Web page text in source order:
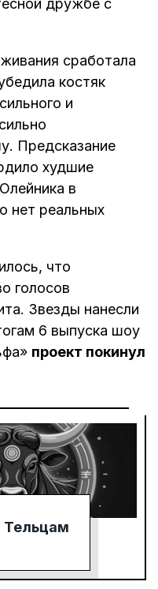
дружбе с
сработала
костяк
и
Предсказание
худшие
в
нет реальных
что
голосов
Звезды нанесли
6 выпуска шоу
проект покинул
Тельцам